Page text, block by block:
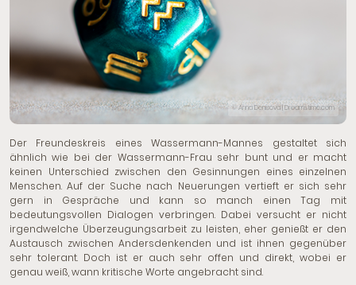
© Anna Denisova | Dreamstime.com
Der Freundeskreis eines Wassermann-Mannes gestaltet sich
ähnlich wie bei der Wassermann-Frau sehr bunt und er macht
keinen Unterschied zwischen den Gesinnungen eines einzelnen
Menschen. Auf der Suche nach Neuerungen vertieft er sich sehr
gern in Gespräche und kann so manch einen Tag mit
bedeutungsvollen Dialogen verbringen. Dabei versucht er nicht
irgendwelche Überzeugungsarbeit zu leisten, eher genießt er den
Austausch zwischen Andersdenkenden und ist ihnen gegenüber
sehr tolerant. Doch ist er auch sehr offen und direkt, wobei er
genau weiß, wann kritische Worte angebracht sind.